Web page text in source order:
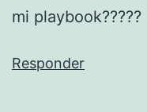
mi playbook?????
Responder